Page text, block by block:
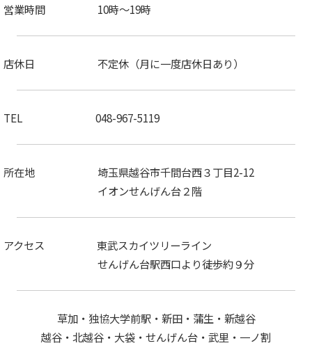
営業時間 10時～19時
店休日 不定休（月に一度店休日あり）
TEL 048-967-5119
所在地 埼玉県越谷市千間台西３丁目2-12
イオンせんげん台２階
アクセス 東武スカイツリーライン
せんげん台駅西口より徒歩約９分
草加・独協大学前駅・新田・蒲生・新越谷
越谷・北越谷・大袋・せんげん台・武里・一ノ割